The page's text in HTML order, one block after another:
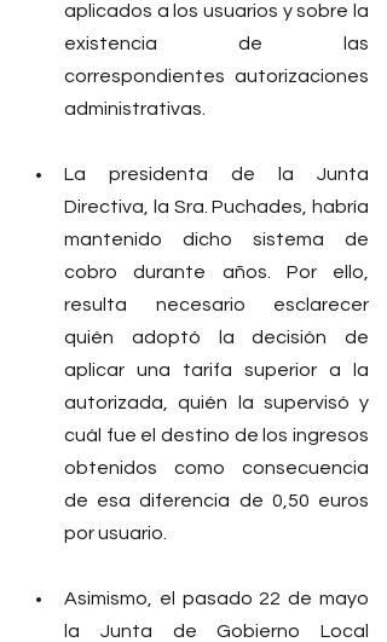
aplicados a los usuarios y sobre la
existencia de las
correspondientes autorizaciones
administrativas.
La presidenta de la Junta
Directiva, la Sra. Puchades, habría
mantenido dicho sistema de
cobro durante años. Por ello,
resulta necesario esclarecer
quién adoptó la decisión de
aplicar una tarifa superior a la
autorizada, quién la supervisó y
cuál fue el destino de los ingresos
obtenidos como consecuencia
de esa diferencia de 0,50 euros
por usuario.
Asimismo, el pasado 22 de mayo
la Junta de Gobierno Local